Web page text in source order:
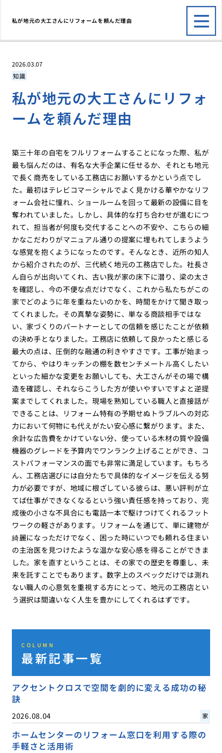
私が地元の大工さんにリフォームを頼んだ理由
2026.03.07
知識
私が地元の大工さんにリフォ
ームを頼んだ理由
築三十年の自宅をフルリフォームすることになった際、私が
最も悩んだのは、有名な大手企業に任せるか、それとも地元
で長く商売をしている工務店にお願いするかという点でし
た。最初はテレビコマーシャルでよく見かける華やかなリフ
ォーム会社に憧れ、ショールームを回って最新の設備に目を
奪われていました。しかし、具体的な打ち合わせが進むにつ
れて、担当者が何度も交代することへの不安や、こちらの細
かなこだわりがマニュアル通りの提案に埋もれてしまうよう
な感覚を抱くようになったのです。そんなとき、近所の知人
から紹介されたのが、三代続く地元の工務店でした。社長さ
ん自らが出向いてくれ、古い我が家の床下に潜り、梁の太さ
を確認し、今の不便な点だけでなく、これから私たちがこの
家でどのように年を重ねたいのかを、時間をかけて聞き取っ
てくれました。その真摯な姿勢に、単なる商談相手ではな
い、家づくりのパートナーとしての信頼を感じたことが依頼
の決め手となりました。工務店に依頼して良かったと感じる
最大の点は、圧倒的な融通の利きやすさです。工事が始まっ
てから、やはりキッチンの棚を数センチメートル高くしたい
といった細かな変更をお願いしても、大工さんがその場で構
造を確認し、それならこうした方が使いやすいですよと逆提
案までしてくれました。現場を熟知している職人と直接話が
できることは、リフォーム特有の予期せぬトラブルへの対応
力において何物にも代えがたい安心感に繋がります。また、
余計な広告費をかけていない分、使っている木材の質や設備
機器のグレードを予算内でワンランク上げることができ、コ
ストパフォーマンスの面でも非常に満足しています。もちろ
ん、工務店選びには自分たちで具体的なイメージを伝える努
力が必要ですが、地域に根ざしている彼らは、悪い評判が立
てば仕事ができなくなるという強い責任感を持っており、完
成後の小さな不具合にも電話一本で駆けつけてくれるフット
ワークの軽さがあります。リフォームを通じて、単に建物が
綺麗になっただけでなく、困った時にいつでも頼れる住まい
の主治医を見つけたような温かな安心感を得ることができま
した。家を直すということは、その家での歴史を尊重し、未
来を託すことでもあります。数字上のスペックだけでは測れ
ない職人の心意気を重視する方にとって、地元の工務店とい
う選択は間違いなく人生を豊かにしてくれるはずです。
COLUMN
最新記事一覧
アクセントクロスで空間を劇的に変える成功の秘
訣
2026.08.04 家
ホームセンターのリフォーム窓口を利用する際の
手軽さと活用術